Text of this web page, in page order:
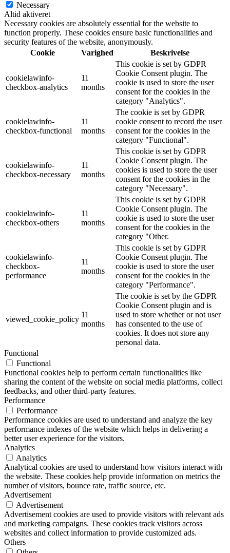
Necessary
Altid aktiveret
Necessary cookies are absolutely essential for the website to
function properly. These cookies ensure basic functionalities and
security features of the website, anonymously.
Cookie
Varighed Beskrivelse
cookielawinfo-
checkbox-analytics
11
months
This cookie is set by GDPR
Cookie Consent plugin. The
cookie is used to store the user
consent for the cookies in the
category "Analytics".
cookielawinfo-
checkbox-functional
11
months
The cookie is set by GDPR
cookie consent to record the user
consent for the cookies in the
category "Functional".
cookielawinfo-
checkbox-necessary
11
months
This cookie is set by GDPR
Cookie Consent plugin. The
cookies is used to store the user
consent for the cookies in the
category "Necessary".
cookielawinfo-
checkbox-others
11
months
This cookie is set by GDPR
Cookie Consent plugin. The
cookie is used to store the user
consent for the cookies in the
category "Other.
cookielawinfo-
checkbox-
performance
11
months
This cookie is set by GDPR
Cookie Consent plugin. The
cookie is used to store the user
consent for the cookies in the
category "Performance".
viewed_cookie_policy
11
months
The cookie is set by the GDPR
Cookie Consent plugin and is
used to store whether or not user
has consented to the use of
cookies. It does not store any
personal data.
Functional
Functional
Functional cookies help to perform certain functionalities like
sharing the content of the website on social media platforms, collect
feedbacks, and other third-party features.
Performance
Performance
Performance cookies are used to understand and analyze the key
performance indexes of the website which helps in delivering a
better user experience for the visitors.
Analytics
Analytics
Analytical cookies are used to understand how visitors interact with
the website. These cookies help provide information on metrics the
number of visitors, bounce rate, traffic source, etc.
Advertisement
Advertisement
Advertisement cookies are used to provide visitors with relevant ads
and marketing campaigns. These cookies track visitors across
websites and collect information to provide customized ads.
Others